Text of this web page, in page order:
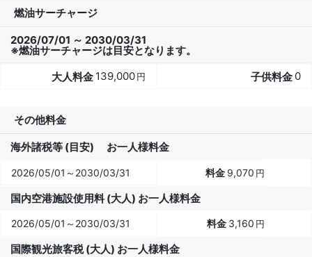
燃油サーチャージ
2026/07/01 ～ 2030/03/31
※燃油サーチャージは目安となります。
139,000 円 0
その他料金
海外諸税等 (目安) お一人様料金
2026/05/01～2030/03/31 9,070 円
国内空港施設使用料 (大人) お一人様料金
2026/05/01～2030/03/31 3,160 円
国際観光旅客税 (大人) お一人様料金